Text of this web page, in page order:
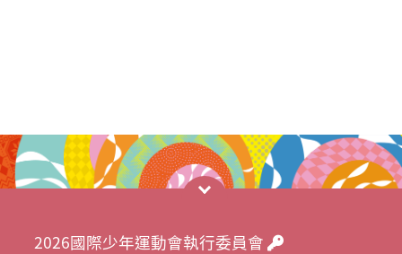
2026國際少年運動會執行委員會